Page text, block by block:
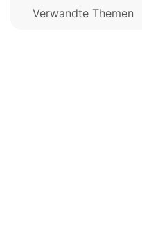
Verwandte Themen